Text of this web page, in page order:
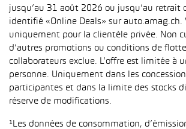
jusqu’au 31 août 2026 ou jusqu’au retrait
identifié «Online Deals» sur auto.amag.ch.
uniquement pour la clientèle privée. Non
d’autres promotions ou conditions de
collaborateurs exclue. L’offre est limitée à
personne. Uniquement dans les
participantes et dans la limite des stocks
réserve de modifications.
¹Les données de consommation,